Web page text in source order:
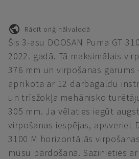
Rādīt oriģinālvalodā
Šis 3-asu DOOSAN Puma GT
2022. gadā. Tā maksimālais
376 mm un virpošanas garums
aprīkota ar 12 darbagaldu
un trīsžokļa mehānisko
305 mm. Ja vēlaties iegūt
virpošanas iespējas, apsveriet
3100 M horizontālās
mūsu pārdošanā. Sazinieties